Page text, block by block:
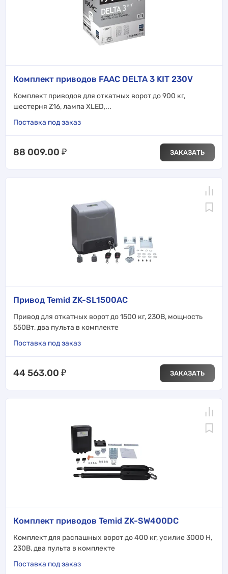
Комплект приводов FAAC DELTA 3 KIT 230V
Комплект приводов для откатных ворот до 900 кг,
шестерня Z16, лампа XLED,...
Поставка под заказ
88 009.00 ₽ ЗАКАЗАТЬ
Привод Temid ZK-SL1500AC
Привод для откатных ворот до 1500 кг, 230В, мощность
550Вт, два пульта в комплекте
Поставка под заказ
44 563.00 ₽ ЗАКАЗАТЬ
Комплект приводов Temid ZK-SW400DC
Комплект для распашных ворот до 400 кг, усилие 3000 Н,
230В, два пульта в комплекте
Поставка под заказ